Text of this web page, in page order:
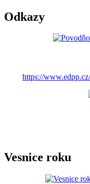
Odkazy
https://
Vesnice roku